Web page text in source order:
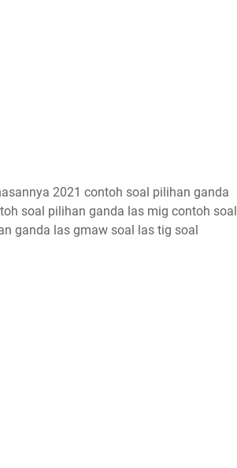
2021 contoh soal pilihan ganda
soal pilihan ganda las mig contoh soal
ganda las gmaw soal las tig soal